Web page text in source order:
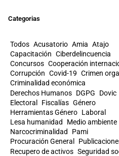
Categorias
Todos Acusatorio Amia Atajo
Capacitación Ciberdelincuencia
Concursos Cooperación
Corrupción Covid-19 Crimen
Criminalidad económica
Derechos Humanos DGPG
Dovic
Electoral
Fiscalías Género
Herramientas Género Laboral
Lesa humanidad
Medio ambiente
Narcocriminalidad
Pami
Procuración General
Recupero de activos Seguridad